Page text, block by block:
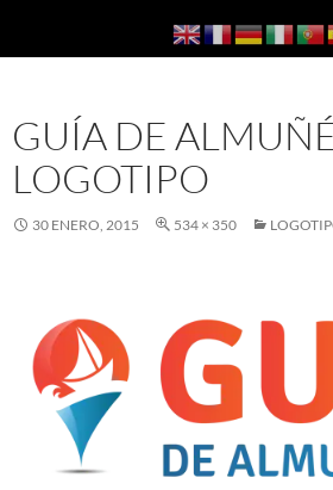
Guía de Almuñécar
GUÍA DE
LOGOTIPO
30 ENERO, 2015 534 × 350